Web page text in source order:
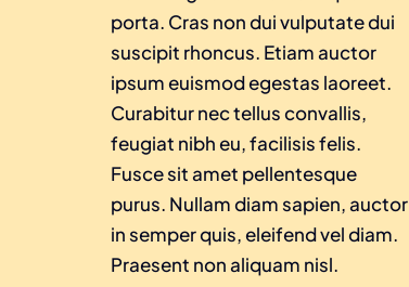
porta. Cras non dui vulputate dui
suscipit rhoncus. Etiam auctor
ipsum euismod egestas laoreet.
Curabitur nec tellus convallis,
feugiat nibh eu, facilisis felis.
Fusce sit amet pellentesque
purus. Nullam diam sapien, auctor
in semper quis, eleifend vel diam.
Praesent non aliquam nisl.